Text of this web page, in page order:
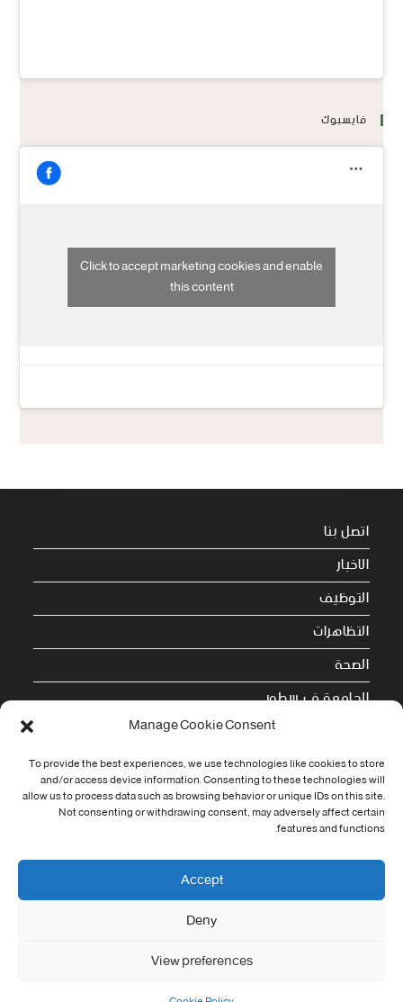
Manage Cookie Consent
To provide the best experiences, we use technologies like cookies to store
and/or access device information. Consenting to these technologies will
allow us to process data such as browsing behavior or unique IDs on this site.
Not consenting or withdrawing consent, may adversely affect certain
features and functions.
Accept
Deny
View preferences
فايسبوك
Click to accept marketing cookies and enable
this content
اتصل بنا
الاخبار
التوظيف
التظاهرات
الصحة
الجامعة في سطور
Cookie Policy (EU)
معلومات الاتصال
Address:
جامعة العربي التبسي طريق قسنطينة - تبسة
contact@univ-tebessa.dz